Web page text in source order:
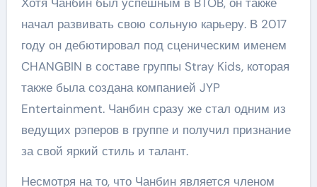
начал развивать свою сольную карьеру. В 2017
году он дебютировал под сценическим именем
CHANGBIN в составе группы Stray Kids, которая
также была создана компанией JYP
Entertainment. Чанбин сразу же стал одним из
ведущих рэперов в группе и получил признание
за свой яркий стиль и талант.
Несмотря на то, что Чанбин является членом